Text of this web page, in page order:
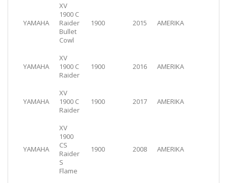
YAMAHA
XV
1900 C
Raider
Bullet
Cowl
1900 2015 AMERIKA
YAMAHA
XV
1900 C
Raider
1900 2016 AMERIKA
YAMAHA
XV
1900 C
Raider
1900 2017 AMERIKA
YAMAHA
XV
1900
CS
Raider
S
Flame
1900 2008 AMERIKA